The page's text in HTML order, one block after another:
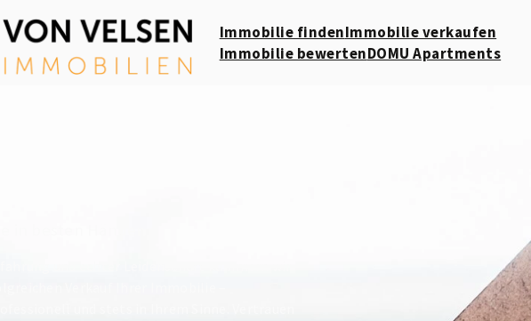
Immobilie findenImmobilie verkaufen
Immobilie bewertenDOMU Apartments